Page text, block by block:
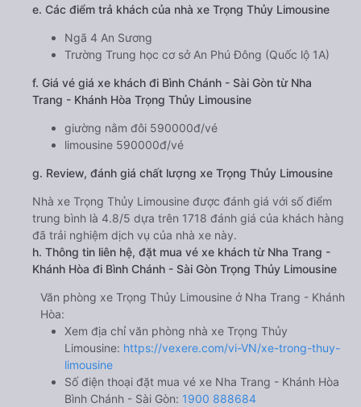
e. Các điểm trả khách của nhà xe Trọng Thủy Limousine
Ngã 4 An Sương
Trường Trung học cơ sở An Phú Đông (Quốc lộ 1A)
f. Giá vé giá xe khách đi Bình Chánh - Sài Gòn từ Nha
Trang - Khánh Hòa Trọng Thủy Limousine
giường nằm đôi 590000đ/vé
limousine 590000đ/vé
g. Review, đánh giá chất lượng xe Trọng Thủy Limousine
Nhà xe Trọng Thủy Limousine được đánh giá với số điểm
trung bình là 4.8/5 dựa trên 1718 đánh giá của khách hàng
đã trải nghiệm dịch vụ của nhà xe này.
h. Thông tin liên hệ, đặt mua vé xe khách từ Nha Trang -
Khánh Hòa đi Bình Chánh - Sài Gòn Trọng Thủy Limousine
Văn phòng xe Trọng Thủy Limousine ở Nha Trang - Khánh
Hòa:
Xem địa chỉ văn phòng nhà xe Trọng Thủy
Limousine: https://vexere.com/vi-VN/xe-trong-thuy-
limousine
Số điện thoại đặt mua vé xe Nha Trang - Khánh Hòa
Bình Chánh - Sài Gòn: 1900 888684